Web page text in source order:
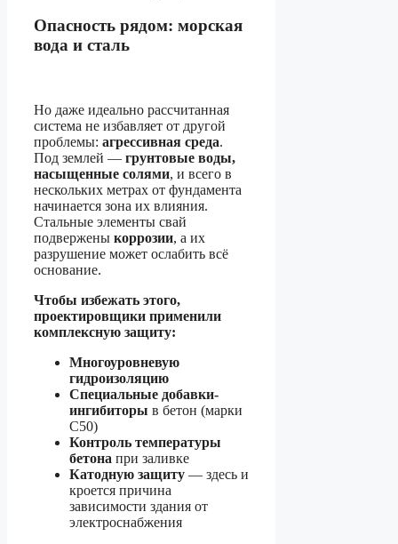
Опасность рядом: морская
вода и сталь
Но даже идеально рассчитанная
система не избавляет от другой
проблемы: агрессивная среда.
Под землей — грунтовые воды,
насыщенные солями, и всего в
нескольких метрах от фундамента
начинается зона их влияния.
Стальные элементы свай
подвержены коррозии, а их
разрушение может ослабить всё
основание.
Чтобы избежать этого,
проектировщики применили
комплексную защиту:
Многоуровневую
гидроизоляцию
Специальные добавки-
ингибиторы в бетон (марки
C50)
Контроль температуры
бетона при заливке
Катодную защиту — здесь и
кроется причина
зависимости здания от
электроснабжения